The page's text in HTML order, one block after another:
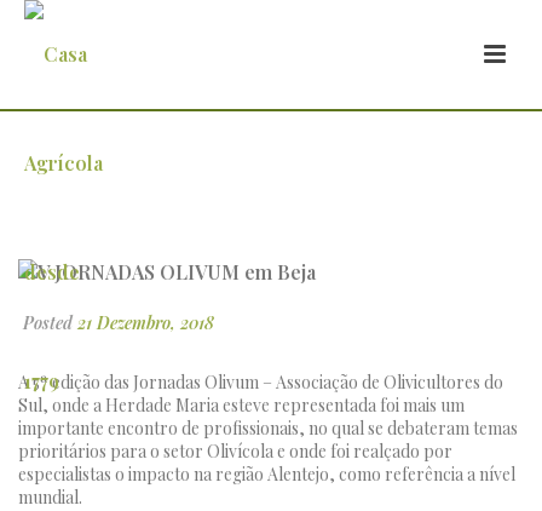
V JORNADAS OLIVUM em Beja
Posted 21 Dezembro, 2018
A 5ª edição das Jornadas Olivum – Associação de Olivicultores do
Sul, onde a Herdade Maria esteve representada foi mais um
importante encontro de profissionais, no qual se debateram temas
prioritários para o setor Olivícola e onde foi realçado por
especialistas o impacto na região Alentejo, como referência a nível
mundial.